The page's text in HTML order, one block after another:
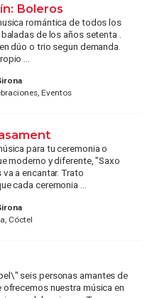
Boleros
romántica de todos los
de los años setenta .
dúo o trio segun demanda.
...
Eventos
para tu ceremonia o
moderno y diferente, "Saxo
a encantar. Trato
cada ceremonia ...
Cóctel
seis personas amantes de
nuestra música en